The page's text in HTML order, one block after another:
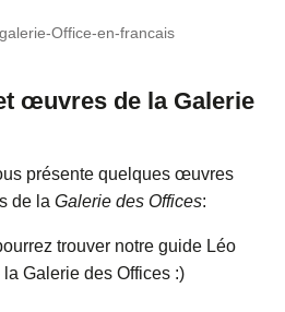
Office-en-francais
œuvres de la Galerie
présente quelques œuvres
de la Galerie des Offices:
trouver notre guide Léo
Galerie des Offices :)